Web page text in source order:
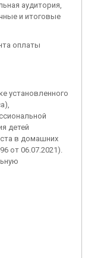
аудитория,
и итоговые
оплаты
установленного
детей
в домашних
от 06.07.2021).